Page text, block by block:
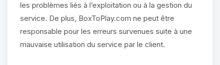
les problèmes liés à l’exploitation ou à la gestion du
service. De plus, BoxToPlay.com ne peut être
responsable pour les erreurs survenues suite à une
mauvaise utilisation du service par le client.